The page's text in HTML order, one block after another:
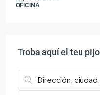
OFICINA
Troba aquí el teu pijo